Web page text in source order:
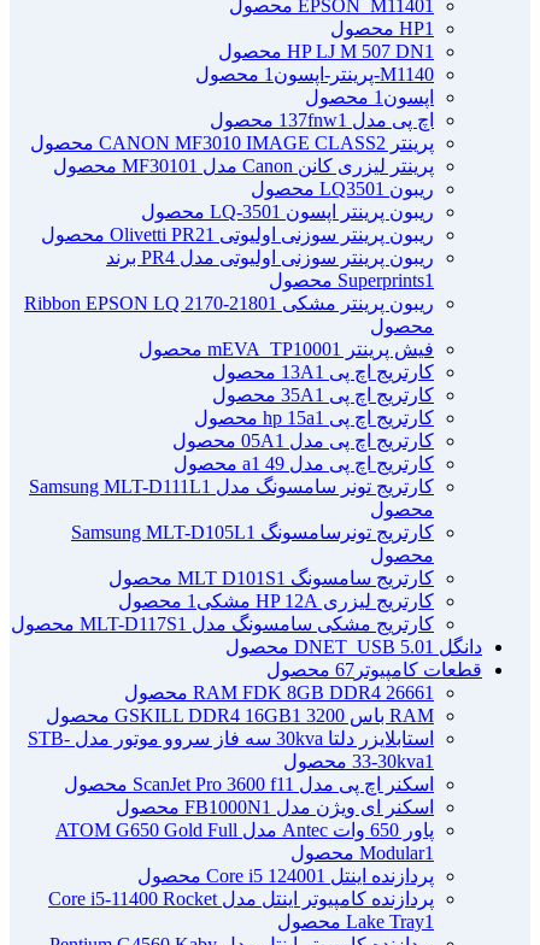
EPSON_M11401 محصول
HP1 محصول
HP LJ M 507 DN1 محصول
M1140-پرینتر-اپسون
1 محصول
اپسون 1 محصول
اچ پی مدل 137fnw 1 محصول
پرینتر CANON MF3010 IMAGE CLASS 2 محصول
پرینتر لیزری کانن Canon مدل MF3010
1 محصول
ریبون LQ350 1 محصول
ریبون پرینتر اپسون LQ-350 1 محصول
ریبون پرینتر سوزنی اولیوتی Olivetti PR2 1 محصول
ریبون پرینتر سوزنی اولیوتی مدل PR4 برند
Superprints1 محصول
ریبون پرینتر مشکی Ribbon EPSON LQ 2170-2180 1
محصول
فیش پرینتر mEVA_TP1000
1 محصول
کارتریج اچ پی 13A 1 محصول
کارتریج اچ پی 35A 1 محصول
کارتریج اچ پی hp 15a 1 محصول
کارتریج اچ پی مدل 05A 1 محصول
کارتریج اچ پی مدل 49 a
1 محصول
کارتریج تونر سامسونگ مدل Samsung MLT-D111L 1
محصول
کارتریج تونرسامسونگ Samsung MLT-D105L 1
محصول
کارتریج سامسونگ MLT D101S 1 محصول
کارتریج لیزری HP 12A مشکی
1 محصول
کارتریج مشکی سامسونگ مدل MLT-D117S 1 محصول
دانگل DNET_USB 5.0 1 محصول
قطعات کامپیوتر 67 محصول
RAM FDK 8GB DDR4 26661 محصول
RAM باس 3200 GSKILL DDR4 16GB
1 محصول
استابلایزر دلتا 30kva سه فاز سروو موتور مدل STB-
33-30kva1 محصول
اسکنر اچ پی مدل ScanJet Pro 3600 f1 1 محصول
اسکنر ای ویژن مدل FB1000N 1 محصول
پاور 650 وات Antec مدل ATOM G650 Gold Full
Modular1 محصول
پردازنده اینتل Core i5 12400 1 محصول
پردازنده کامپیوتر اینتل مدل Core i5-11400 Rocket
Lake Tray1 محصول